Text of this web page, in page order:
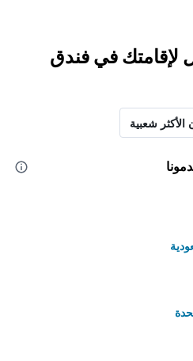
لإقامتك في فندق
الأكثر شعبية